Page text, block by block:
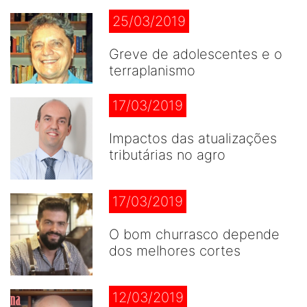
25/03/2019
Greve de adolescentes e o
terraplanismo
17/03/2019
Impactos das atualizações
tributárias no agro
17/03/2019
O bom churrasco depende
dos melhores cortes
12/03/2019